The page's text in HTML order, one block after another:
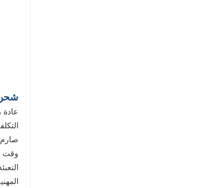
عادة
صارم
وقت التسليم: 20-40 أيام عمل